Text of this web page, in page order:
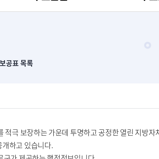
공표 목록
적극 보장하는 가운데 투명하고 공정한 열린 지방
하고 있습니다.